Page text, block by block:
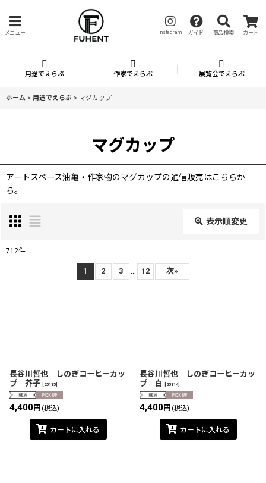
メニュー instagram ガイド 商品検索 カート
用途でえらぶ 作家でえらぶ 展覧会でえらぶ
ホーム > 用途でえらぶ > マグカップ
マグカップ
アートスペース油亀・作家物のマグカップの通信販売はこちらか
ら。
表示順変更
712件
1 2 3 ... 12 次»
長谷川哲也 しのぎコーヒーカッ
プ 芥子 [25115]
4,400円 (税込)
カートに入れる
長谷川哲也 しのぎコーヒーカッ
プ 白
[25114]
4,400円 (税込)
カートに入れる